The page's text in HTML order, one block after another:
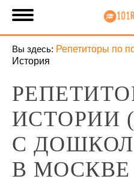
Вы здесь: Репетиторы по
История
ИСТОРИИ
С
В МОСКВЕ